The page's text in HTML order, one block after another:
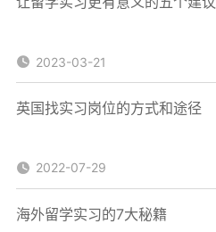
2023-03-21
英国找实习岗位的方式和途径
2022-07-29
海外留学实习的7大秘籍